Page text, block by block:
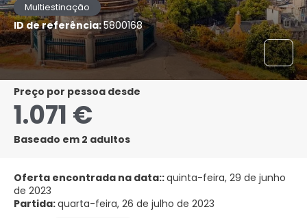
Multiestinação
ID de referência:5800168
preço por pessoa desde
1.071 €
Baseado em 2 adultos
Oferta encontrada na data::quinta-feira, 29 de junho
de 2023
Partida:quarta-feira, 26 de julho de 2023